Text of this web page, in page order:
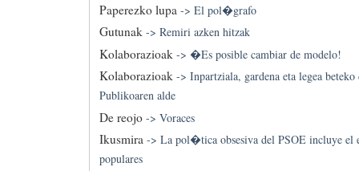
Paperezko lupa-> El pol�grafo
Gutunak-> Remiri azken hitzak
Kolaborazioak -> �Es posible cambiar de modelo!
Kolaborazioak-> Inpartziala, gardena eta legea
Publikoaren alde
De reojo-> Voraces
Ikusmira-> La pol�tica obsesiva del PSOE incluye el
populares